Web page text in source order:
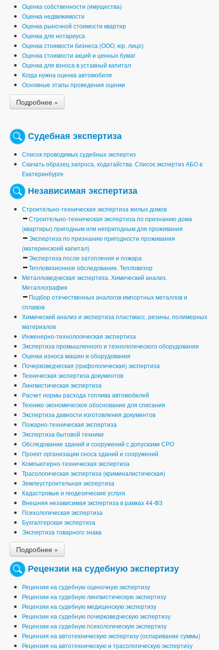
Оценка собственности (имущества)
Оценка недвижимости
Оценка рыночной стоимости квартир
Оценка для нотариуса
Оценка стоимости бизнеса (ООО, юр. лицо)
Оценка стоимости акций и ценных бумаг
Оценка для взноса в уставный капитал
Когда нужна оценка автомобиля
Основные этапы проведения оценки
Подробнее »
Судебная экспертиза
Список проводимых судебных экспертиз
Скачать образец запроса, ходатайства. Список экспертиз АБО в
Екатеринбурге
Независимая экспертиза
Строительно-техническая экспертиза жилых домов
Строительно-техническая экспертиза по признанию дома
(квартиры) пригодным или непригодным для проживания
Экспертиза по признанию пригодности проживания
(материнскоий капитал)
Экспертиза после затопления и пожара
Тепловизионное обследование. Тепловизор
Металловедческая экспертиза. Химический анализ.
Металлография
Подбор отечественных аналогов импортных металлов и
сплавов
Химический анализ и экспертиза пластмасс, резины, полимерных
материалов
Инженерно-технологическая экспертиза
Экспертиза промышленного и технологического оборудования
Оценка износа машин и оборудования
Почерковедческая (графологическая) экспертиза
Техническая экспертиза документов
Лингвистическая экспертиза
Расчет нормы расхода топлива автомобилей
Технико-экономическое обоснование для списания
Экспертиза давности изготовления документов
Пожарно-техническая экспертиза
Экспертиза бытовой техники
Обследование зданий и сооружений с допусками СРО
Проект организации сноса зданий и сооружений
Компьютерно-техническая экспертиза
Трасологическая экспертиза (криминалистическая)
Землеустроительная экспертиза
Кадастровые и геодезические услуги
Внешняя независимая экспертиза в рамках 44-ФЗ
Психологическая экспертиза
Бухгалтерская экспертиза
Экспертиза товарного знака
Подробнее »
Рецензии на судебную экспертизу
Рецензии на судебную оценочную экспертизу
Рецензии на судебную лингвистическую экспертизу
Рецензии на судебную медицинскую экспертизу
Рецензии на судебную почерковедческую экспертизу
Рецензии на судебную психологическую экспертизу
Рецензия на автотехническую экспертизу (оспаривание суммы)
Рецензия на автотехническую и трасологическую экспертизу